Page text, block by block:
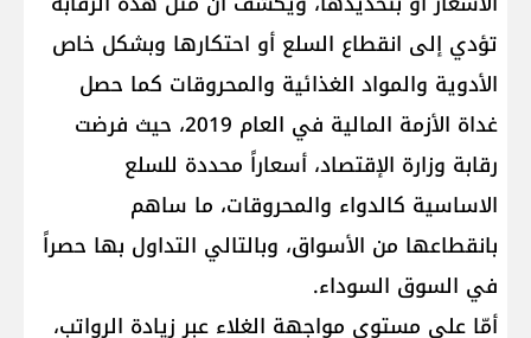
تؤدي إلى انقطاع السلع أو احتكارها وبشكل خاص
الأدوية والمواد الغذائية والمحروقات كما حصل
غداة الأزمة المالية في العام 2019، حيث فرضت
رقابة وزارة الإقتصاد، أسعاراً محددة للسلع
الاساسية كالدواء والمحروقات، ما ساهم
بانقطاعها من الأسواق، وبالتالي التداول بها حصراً
في السوق السوداء.
أمّا على مستوى مواجهة الغلاء عبر زيادة الرواتب،